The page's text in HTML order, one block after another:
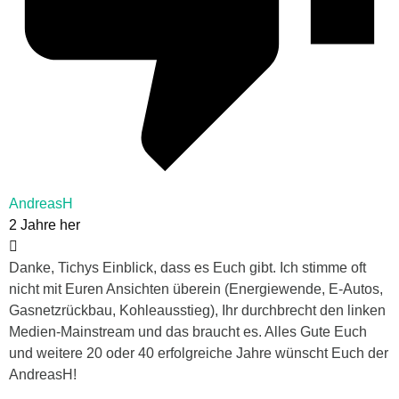
AndreasH
2 Jahre her
Danke, Tichys Einblick, dass es Euch gibt. Ich stimme oft
nicht mit Euren Ansichten überein (Energiewende, E-Autos,
Gasnetzrückbau, Kohleausstieg), Ihr durchbrecht den linken
Medien-Mainstream und das braucht es. Alles Gute Euch
und weitere 20 oder 40 erfolgreiche Jahre wünscht Euch der
AndreasH!